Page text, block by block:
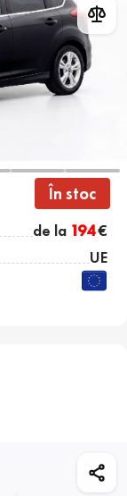
În stoc
de la 194€
UE